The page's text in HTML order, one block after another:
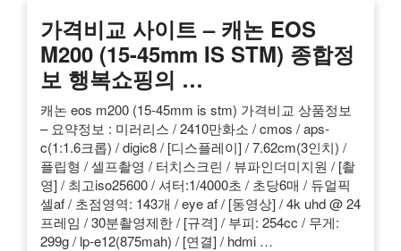
가격비교 사이트 – 캐논 EOS
M200 (15-45mm IS STM) 종합정
보 행복쇼핑의 …
캐논 eos m200 (15-45mm is stm) 가격비교 상품정보
– 요약정보 : 미러리스 / 2410만화소 / cmos / aps-
c(1:1.6크롭) / digic8 / [디스플레이] / 7.62cm(3인치) /
플립형 / 셀프촬영 / 터치스크린 / 뷰파인더미지원 / [촬
영] / 최고iso25600 / 셔터:1/4000초 / 초당6매 / 듀얼픽
셀af / 초점영역: 143개 / eye af / [동영상] / 4k uhd @ 24
프레임 / 30분촬영제한 / [규격] / 부피: 254cc / 무게:
299g / lp-e12(875mah) / [연결] / hdmi …